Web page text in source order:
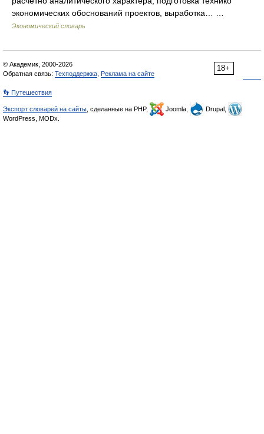
экономических обоснований проектов, выработка… …
Экономический словарь
18+
© Академик, 2000-2026
Обратная связь: Техподдержка Реклама на сайте
👣 Путешествия
Экспорт словарей на сайты , сделанные на PHP, Joomla,
Drupal,
WordPress, MODx.